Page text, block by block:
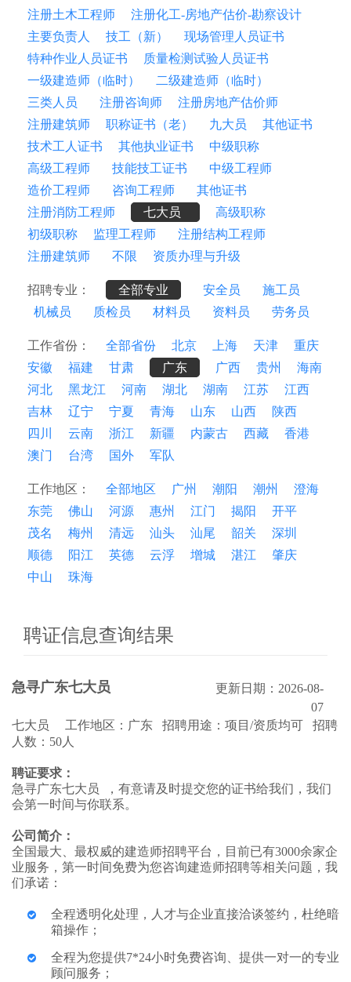
注册土木工程师
注册化工-房地产估价-勘察设计
主要负责人
技工（新）
现场管理人员证书
特种作业人员证书
质量检测试验人员证书
一级建造师（临时）
二级建造师（临时）
三类人员
注册咨询师
注册房地产估价师
注册建筑师
职称证书（老） 九大员
其他证书
技术工人证书
其他执业证书
中级职称
高级工程师
技能技工证书
中级工程师
造价工程师
咨询工程师
其他证书
注册消防工程师
七大员
高级职称
初级职称
监理工程师
注册结构工程师
注册建筑师
不限 资质办理与升级
招聘专业： 全部专业 安全员
施工员
机械员
质检员 材料员 资料员 劳务员
工作省份： 全部省份 北京 上海 天津
重庆
安徽
福建 甘肃 广东 广西 贵州
海南
河北
黑龙江 河南 湖北 湖南 江苏
江西
吉林
辽宁 宁夏 青海 山东 山西
陕西
四川
云南 浙江 新疆 内蒙古 西藏
香港
澳门
台湾 国外 军队
工作地区： 全部地区 广州 潮阳 潮州
澄海
东莞
佛山 河源 惠州 江门 揭阳
开平
茂名
梅州 清远 汕头 汕尾 韶关
深圳
顺德
阳江 英德 云浮 增城 湛江
肇庆
中山
珠海
聘证信息查询结果
急寻广东七大员
更新日期：2026-08-
07
七大员 工作地区：广东 招聘用途：项目/资质均可 招聘
人数：50人
聘证要求：
急寻广东七大员 ，有意请及时提交您的证书给我们，我们
会第一时间与你联系。
公司简介：
全国最大、最权威的建造师招聘平台，目前已有3000余家企
业服务，第一时间免费为您咨询建造师招聘等相关问题，我
们承诺：
全程透明化处理，人才与企业直接洽谈签约，杜绝暗
箱操作；
全程为您提供7*24小时免费咨询、提供一对一的专业
顾问服务；